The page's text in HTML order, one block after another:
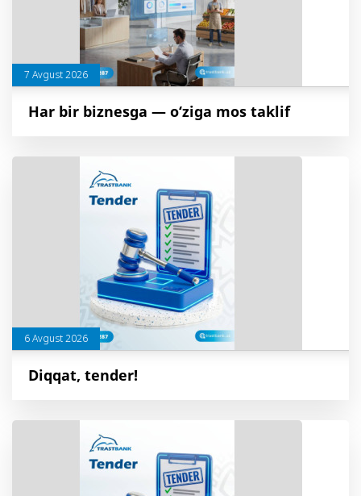
7 Avgust 2026
Har bir biznesga — o‘ziga mos taklif
6 Avgust 2026
Diqqat, tender!